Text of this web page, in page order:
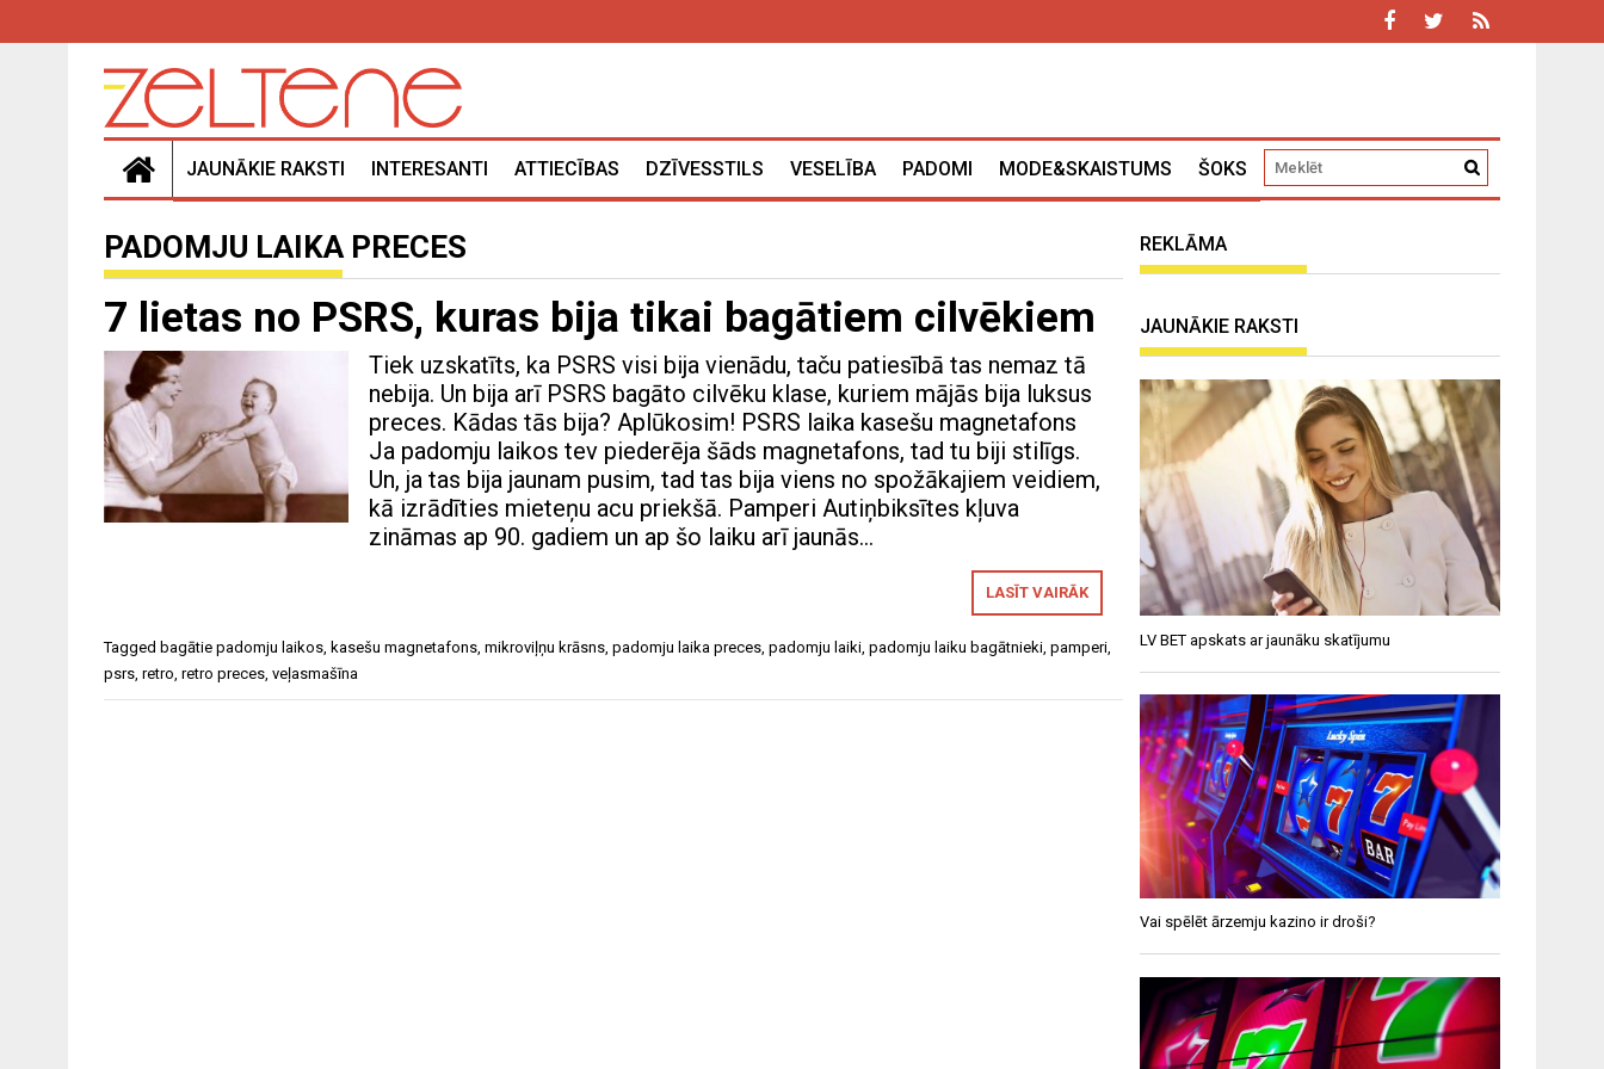
JAUNĀKIE RAKSTI INTERESANTI ATTIECĪBAS DZĪVESSTILS VESELĪBA PADOMI MODE&SKAISTUMS ŠOKS
PADOMJU LAIKA PRECES
7 lietas no PSRS, kuras bija tikai bagātiem cilvēkiem
Tiek uzskatīts, ka PSRS visi bija vienādu, taču patiesībā tas nemaz tā
nebija. Un bija arī PSRS bagāto cilvēku klase, kuriem mājās bija luksus
preces. Kādas tās bija? Aplūkosim! PSRS laika kasešu magnetafons
Ja padomju laikos tev piederēja šāds magnetafons, tad tu biji stilīgs.
Un, ja tas bija jaunam pusim, tad tas bija viens no spožākajiem veidiem,
kā izrādīties mieteņu acu priekšā. Pamperi Autiņbiksītes kļuva
zināmas ap 90. gadiem un ap šo laiku arī jaunās…
LASĪT VAIRĀK
Tagged bagātie padomju laikos, kasešu magnetafons, mikroviļņu krāsns, padomju laika preces, padomju laiki, padomju laiku bagātnieki, pamperi,
psrs, retro, retro preces, veļasmašīna
REKLĀMA
JAUNĀKIE RAKSTI
LV BET apskats ar jaunāku skatījumu
Vai spēlēt ārzemju kazino ir droši?